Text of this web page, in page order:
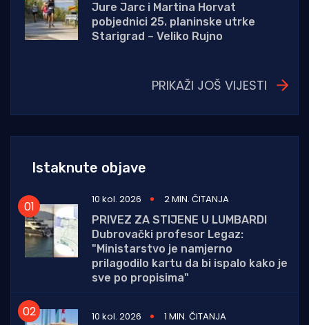
Jure Jarc i Martina Horvat
pobjednici 25. planinske utrke
Starigrad – Veliko Rujno
PRIKAŽI JOŠ VIJESTI
Istaknute objave
10 kol. 2026
2 MIN. ČITANJA
PRIVEZ ZA STIJENE U LUMBARDI
Dubrovački profesor Legaz:
"Ministarstvo je namjerno
prilagodilo kartu da bi ispalo kako je
sve po propisima"
10 kol. 2026 1 MIN. ČITANJA